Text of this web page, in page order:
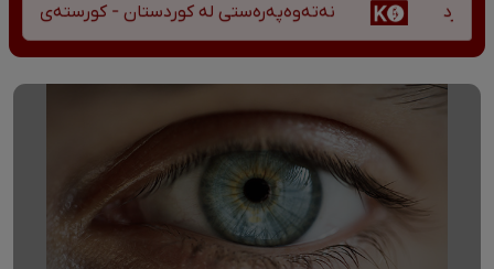
نەتەوەپەرەستی لە کوردستان - کورستەی